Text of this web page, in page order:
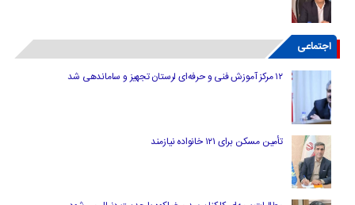
اجتماعی
۱۲ مرکز آموزش فنی و حرفه‌ای لرستان تجهیز و ساماندهی شد
تأمین مسکن برای ۱۲۱ خانواده نیازمند